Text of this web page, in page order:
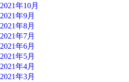
2021年10月
2021年9月
2021年8月
2021年7月
2021年6月
2021年5月
2021年4月
2021年3月